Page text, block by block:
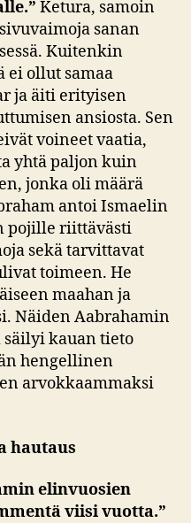
Ketura, samoin
sanan
Kuitenkin
ei ollut samaa
ja äiti erityisen
ansiosta. Sen
voineet vaatia,
yhtä paljon kuin
jonka oli määrä
antoi Ismaelin
pojille riittävästi
sekä tarvittavat
toimeen. He
maahan ja
Näiden Aabrahamin
säilyi kauan tieto
hengellinen
arvokkaammaksi
hautaus
elinvuosien
viisi vuotta.”